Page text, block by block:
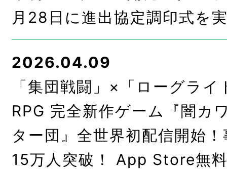
月28日に進出協定調印式を
2026.04.09
「集団戦闘」×「ローグラ
RPG 完全新作ゲーム『闇カ
ター団』全世界初配信開始
15万人突破！ App Store無